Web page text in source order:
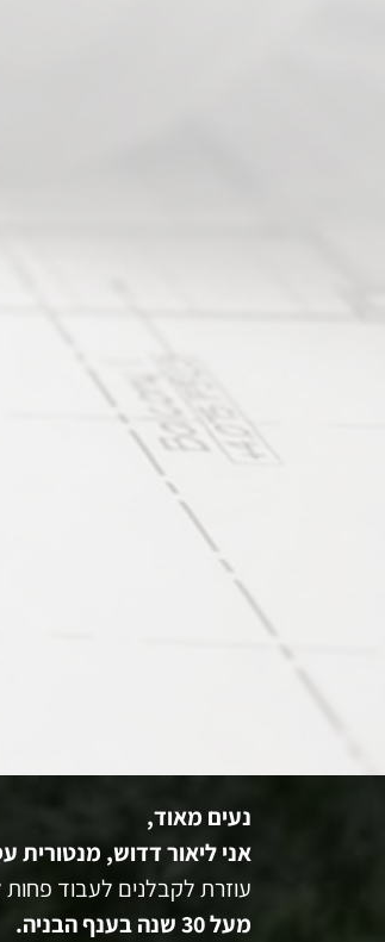
נעים מאוד,
אני ליאור דדוש, מנטורית
עוזרת לקבלנים לעבוד פחות
מעל 30 שנה בענף הבניה.